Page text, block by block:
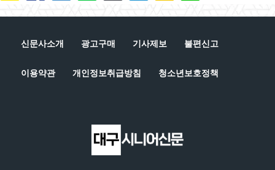
신문사소개 광고구매 기사제보 불편신고
이용약관 개인정보취급방침 청소년보호정책